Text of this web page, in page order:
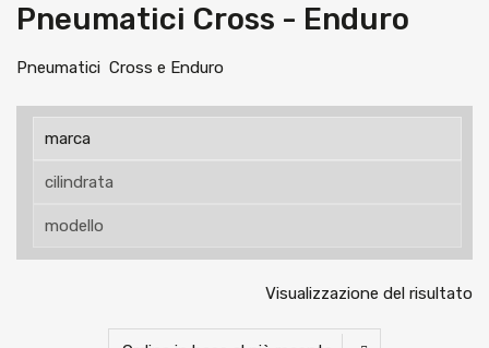
Pneumatici Cross - Enduro
Pneumatici Cross e Enduro
Visualizzazione del risultato